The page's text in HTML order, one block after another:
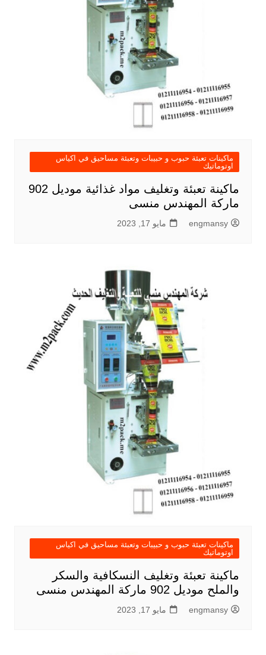
ماكينات تعبئة حبوب و حبيبات وتعبئة مساحيق في اكياس
اوتوماتيك
ماكينة تعبئة وتغليف مواد غذائية موديل 902
ماركة المهندس منسى
engmansy مايو 17, 2023
ماكينات تعبئة حبوب و حبيبات وتعبئة مساحيق في اكياس
اوتوماتيك
ماكينة تعبئة وتغليف النسكافية والسكر
والملح موديل 902 ماركة المهندس منسى
engmansy مايو 17, 2023